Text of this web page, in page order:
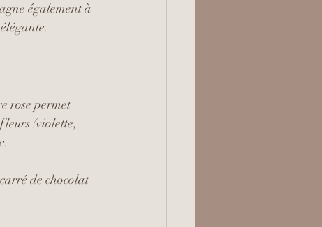
également à
rose permet
(violette,
de chocolat